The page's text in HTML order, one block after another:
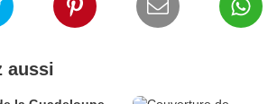
aussi